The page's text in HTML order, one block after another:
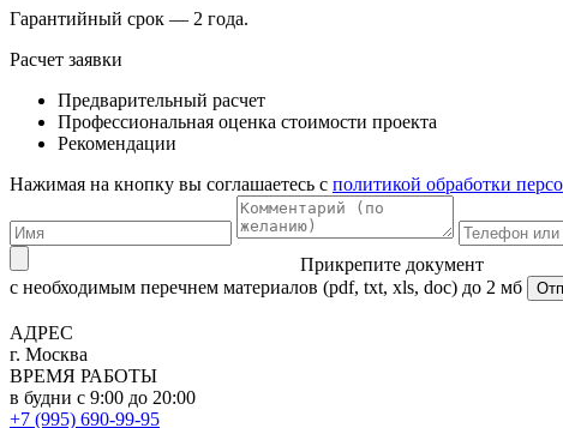
Гарантийный срок — 2 года.
Расчет заявки
Предварительный расчет
Профессиональная оценка стоимости проекта
Рекомендации
Нажимая на кнопку вы соглашаетесь с политикой обработки
Прикрепите документ
с необходимым перечнем материалов (pdf, txt, xls, doc) до 2 мб
АДРЕС
г. Москва
ВРЕМЯ РАБОТЫ
в будни с 9:00 до 20:00
+7 (995) 690-99-95